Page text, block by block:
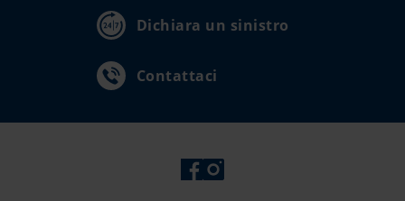
Dichiara un sinistro
Contattaci